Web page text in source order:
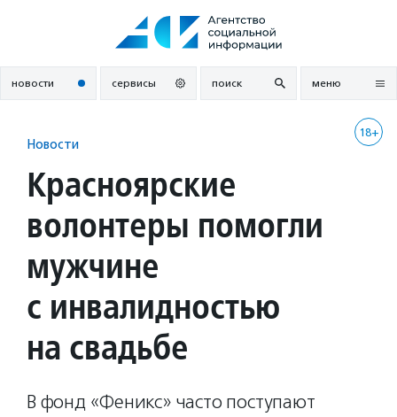
новости сервисы поиск меню
18+
Новости
Красноярские
волонтеры помогли
мужчине
с инвалидностью
на свадьбе
В фонд «Феникс» часто поступают